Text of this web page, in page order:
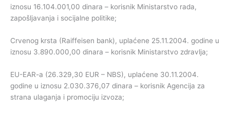
iznosu 16.104.001,00 dinara – korisnik Ministarstvo rada,
zapošljavanja i socijalne politike;
Crvenog krsta (Raiffeisen bank), uplaćene 25.11.2004. godine u
iznosu 3.890.000,00 dinara – korisnik Ministarstvo zdravlja;
EU-EAR-a (26.329,30 EUR – NBS), uplaćene 30.11.2004.
godine u iznosu 2.030.376,07 dinara – korisnik Agencija za
strana ulaganja i promociju izvoza;